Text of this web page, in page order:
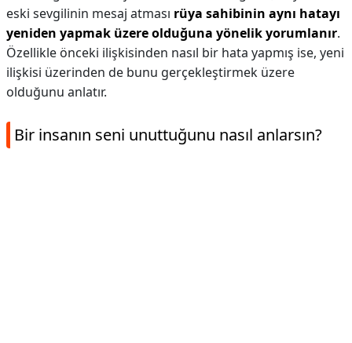
eski sevgilinin mesaj atması rüya sahibinin aynı hatayı
yeniden yapmak üzere olduğuna yönelik yorumlanır.
Özellikle önceki ilişkisinden nasıl bir hata yapmış ise, yeni
ilişkisi üzerinden de bunu gerçekleştirmek üzere
olduğunu anlatır.
Bir insanın seni unuttuğunu nasıl anlarsın?